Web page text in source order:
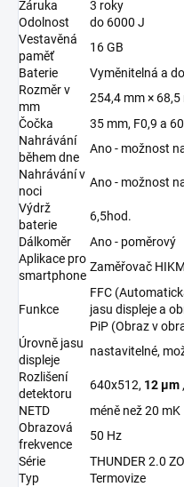
Záruka
3 roky
Odolnost
do 6000 J
Vestavěná
paměť
16 GB
Baterie
Vyměnitelná a
Rozměr v
mm
254,4 mm ×
Čočka
35 mm, F0,9 a
Nahrávání
během dne
Ano - možnost
Nahrávání v
noci
Ano - možnost
Výdrž
baterie
6,5hod.
Dálkoměr
Ano - poměrový
Aplikace pro
smartphone
Zaměřovač
Funkce
FFC
jasu displeje a
PiP (Obraz v
Úrovně jasu
displeje
nastavitelné,
Rozlišení
detektoru
640x512, 12 µm
NETD
méně než 20 mK
Obrazová
frekvence
50 Hz
Série
THUNDER 2.0
Typ
Termovize